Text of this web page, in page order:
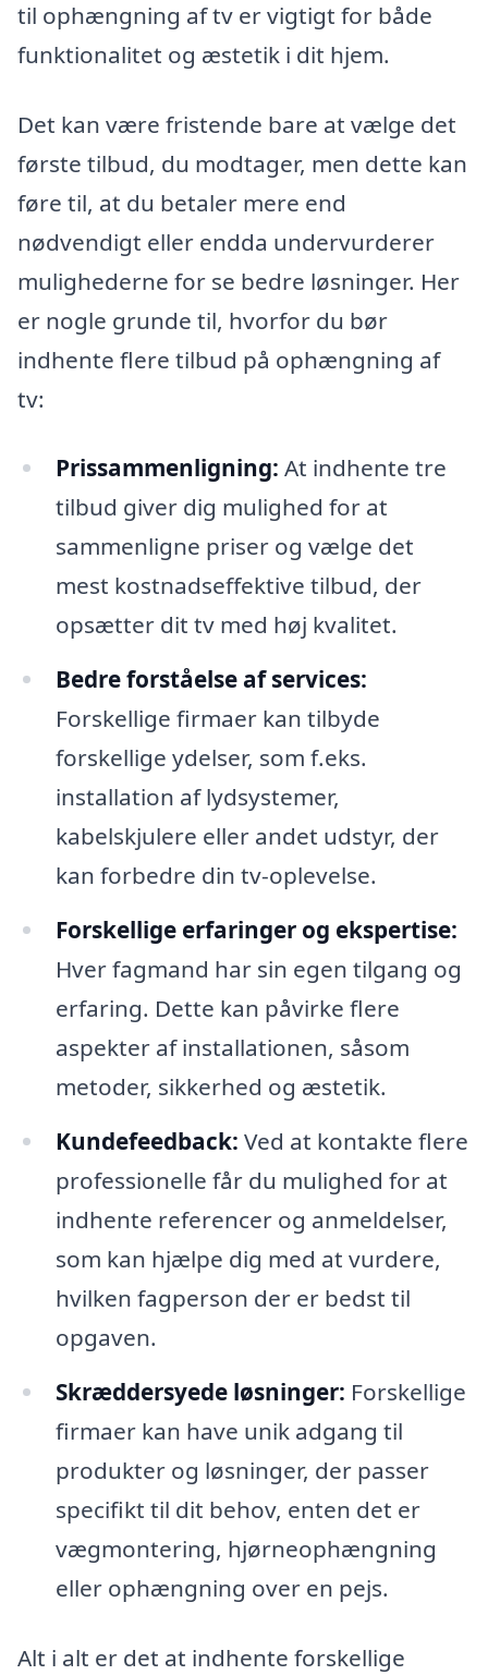
til ophængning af tv er vigtigt for både
funktionalitet og æstetik i dit hjem.
Det kan være fristende bare at vælge det
første tilbud, du modtager, men dette kan
føre til, at du betaler mere end
nødvendigt eller endda undervurderer
mulighederne for se bedre løsninger. Her
er nogle grunde til, hvorfor du bør
indhente flere tilbud på ophængning af
tv:
Prissammenligning: At indhente tre
tilbud giver dig mulighed for at
sammenligne priser og vælge det
mest kostnadseffektive tilbud, der
opsætter dit tv med høj kvalitet.
Bedre forståelse af services:
Forskellige firmaer kan tilbyde
forskellige ydelser, som f.eks.
installation af lydsystemer,
kabelskjulere eller andet udstyr, der
kan forbedre din tv-oplevelse.
Forskellige erfaringer og ekspertise:
Hver fagmand har sin egen tilgang og
erfaring. Dette kan påvirke flere
aspekter af installationen, såsom
metoder, sikkerhed og æstetik.
Kundefeedback: Ved at kontakte flere
professionelle får du mulighed for at
indhente referencer og anmeldelser,
som kan hjælpe dig med at vurdere,
hvilken fagperson der er bedst til
opgaven.
Skræddersyede løsninger: Forskellige
firmaer kan have unik adgang til
produkter og løsninger, der passer
specifikt til dit behov, enten det er
vægmontering, hjørneophængning
eller ophængning over en pejs.
Alt i alt er det at indhente forskellige